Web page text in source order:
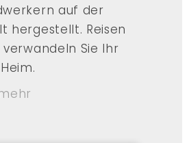
auf der
hergestellt. Reisen
Sie Ihr